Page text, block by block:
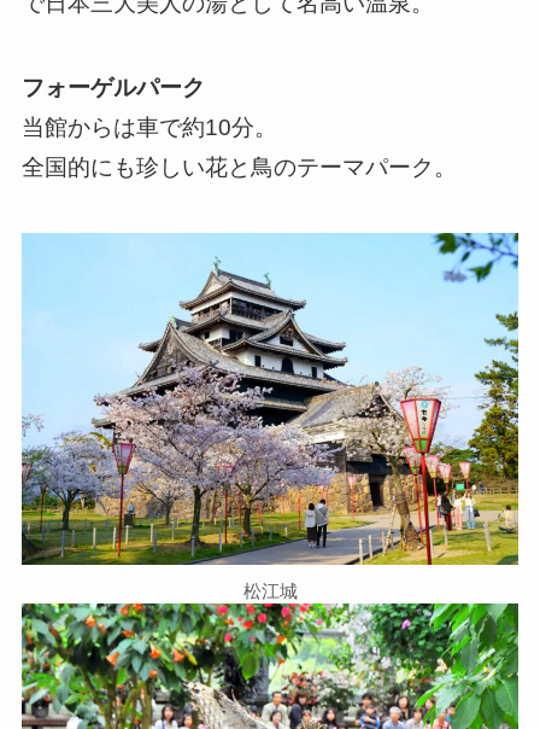
フォーゲルパーク
当館からは車で約10分。
全国的にも珍しい花と鳥のテーマパーク。
松江城